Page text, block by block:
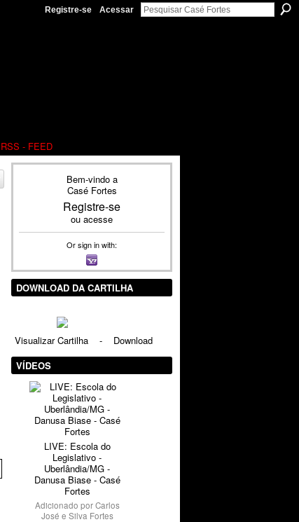
Registre-se Acessar
RSS - FEED
Bem-vindo a
Casé Fortes
Registre-se
ou acesse
Or sign in with:
DOWNLOAD DA CARTILHA
Visualizar Cartilha - Download
VÍDEOS
LIVE: Escola do
Legislativo -
Uberlândia/MG -
Danusa Biase - Casé
Fortes
Adicionado porCarlos
José e Silva Fortes